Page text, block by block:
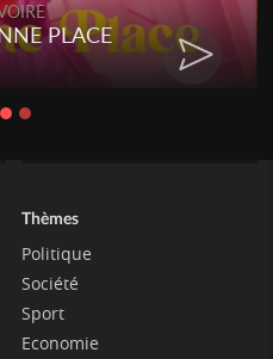
PLACE
Thèmes
Politique
Société
Sport
Economie